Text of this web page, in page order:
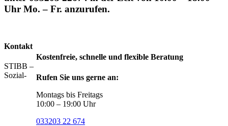
Uhr Mo. – Fr. anzurufen.
Kostenfreie, schnelle und flexible Beratung
Rufen Sie uns gerne an:
Montags bis Freitags
10:00 – 19:00 Uhr
033203 22 674
Kontakt
STIBB –
Sozial-